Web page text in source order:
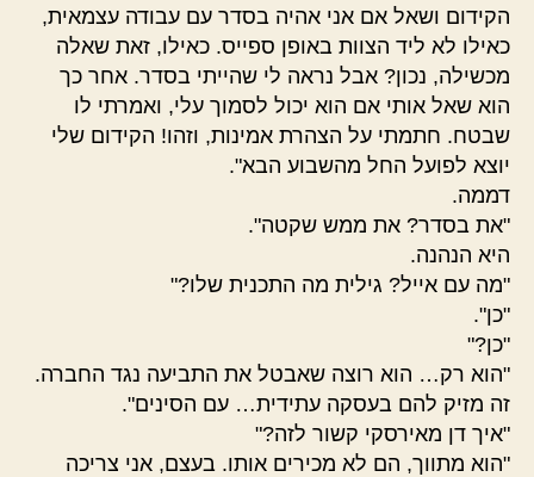
הקידום ושאל אם אני אהיה בסדר עם עבודה עצמאית,
כאילו לא ליד הצוות באופן ספייס. כאילו, זאת שאלה
מכשילה, נכון? אבל נראה לי שהייתי בסדר. אחר כך
הוא שאל אותי אם הוא יכול לסמוך עלי, ואמרתי לו
שבטח. חתמתי על הצהרת אמינות, וזהו! הקידום שלי
יוצא לפועל החל מהשבוע הבא".
דממה.
"את בסדר? את ממש שקטה".
היא הנהנה.
"מה עם אייל? גילית מה התכנית שלו?"
"כן".
"כן?"
"הוא רק… הוא רוצה שאבטל את התביעה נגד החברה.
זה מזיק להם בעסקה עתידית… עם הסינים".
"איך דן מאירסקי קשור לזה?"
"הוא מתווך, הם לא מכירים אותו. בעצם, אני צריכה